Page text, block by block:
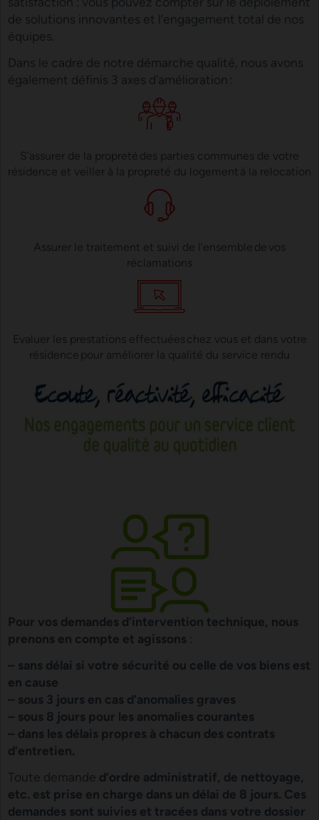
de solutions innovantes et l’engagement total de nos
équipes.
Dans le cadre de notre démarche qualité, nous avons
également définis 3 axes d’amélioration :
S’assurer de la propreté des parties communes de votre
résidence et veiller à la propreté du logement à la relocation
Assurer le traitement et suivi de l’ensemble de vos
réclamations
Evaluer les prestations effectuées chez vous et dans votre
résidence pour améliorer la qualité du service rendu
Pour vos demandes d’intervention technique, nous
prenons en compte et agissons :
– sans délai si votre sécurité ou celle de vos biens est
en cause
– sous 3 jours en cas d’anomalies graves
– sous 8 jours pour les anomalies courantes
– dans les délais propres à chacun des contrats
d’entretien.
Toute demande d’ordre administratif, de nettoyage,
etc. est prise en charge dans un délai de 8 jours. Ces
demandes sont suivies et tracées dans votre dossier